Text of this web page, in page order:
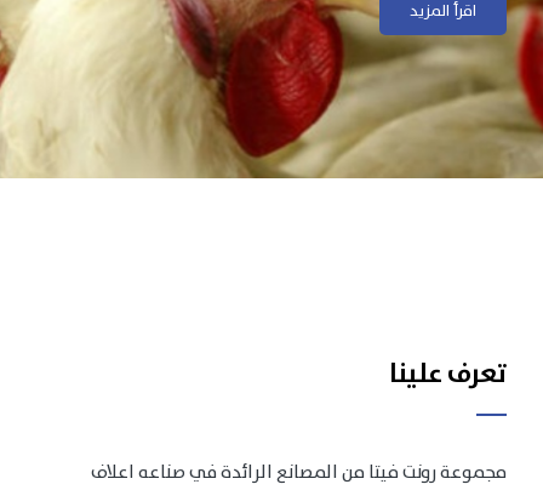
اقرأ المزيداقرأ المزيد
تعرف علينا
مجموعة رونت فيتا من المصانع الرائدة في صناعه اعلاف